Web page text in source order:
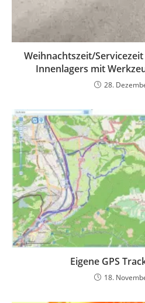
Weihnachtszeit/
Innenlagers mit
28.
Eigene GPS
18.